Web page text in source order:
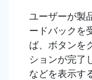
ユーザーが製
ードバックを
ば、ボタンを
ションが完了
などを表示す